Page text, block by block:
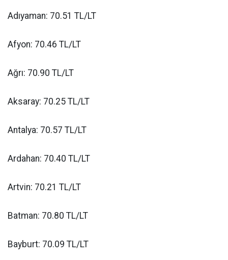
Adıyaman: 70.51 TL/LT
Afyon: 70.46 TL/LT
Ağrı: 70.90 TL/LT
Aksaray: 70.25 TL/LT
Antalya: 70.57 TL/LT
Ardahan: 70.40 TL/LT
Artvin: 70.21 TL/LT
Batman: 70.80 TL/LT
Bayburt: 70.09 TL/LT